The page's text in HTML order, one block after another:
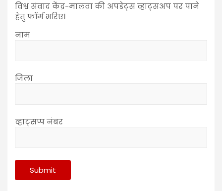
विश्व संवाद केंद्र-मालवा की अपडेट्स व्हाट्सअप पर पाने
हेतु फॉर्म भरिए।
नाम
जिला
व्हाट्सप्प नंबर